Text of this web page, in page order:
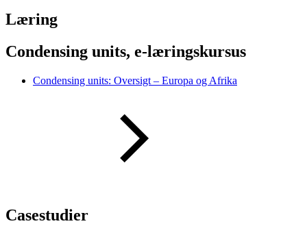
Læring
Condensing units, e-læringskursus
Condensing units: Oversigt – Europa og Afrika
Casestudier